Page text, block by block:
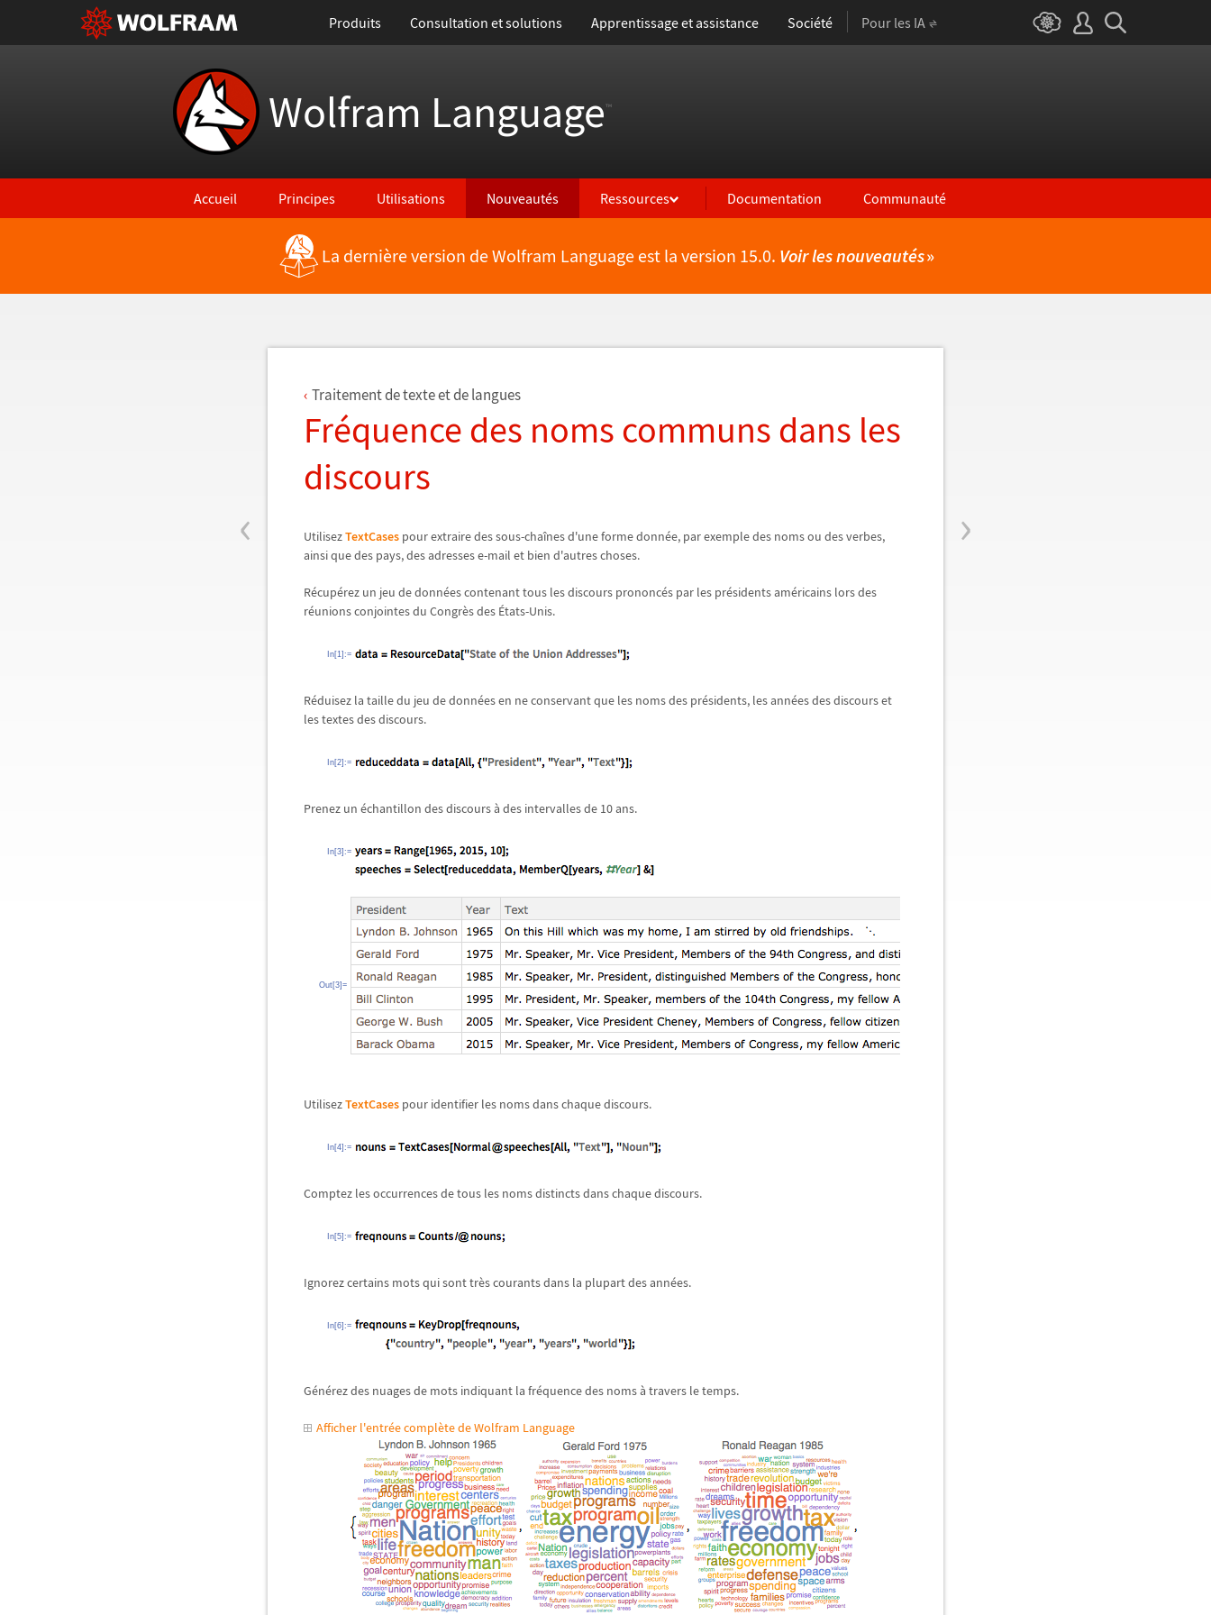
Produits Consultation et solutions Apprentissage et assistance Société Pour les IA
Wolfram Language™
Accueil Principes Utilisations Nouveautés Ressources Documentation Communauté
Retour vers les nouvelles fonctionnalitésLa dernière version de Wolfram Language est la version 15.0. Voir les nouveautés»
‹ ›
Traitement de texte et de langues
Fréquence des noms communs dans les
discours
UtilisezTextCases pour extraire des sous-chaînes d'une forme donnée, par exemple des noms ou des verbes,
ainsi que des pays, des adresses e-mail et bien d'autres choses.
Récupérez un jeu de données contenant tous les discours prononcés par les présidents américains lors des
réunions conjointes du Congrès des États-Unis.
In[1]:=
Réduisez la taille du jeu de données en ne conservant que les noms des présidents, les années des discours et
les textes des discours.
In[2]:=
Prenez un échantillon des discours à des intervalles de 10 ans.
In[3]:=
Out[3]=
UtilisezTextCases pour identifier les noms dans chaque discours.
In[4]:=
Comptez les occurrences de tous les noms distincts dans chaque discours.
In[5]:=
Ignorez certains mots qui sont très courants dans la plupart des années.
In[6]:=
Générez des nuages de mots indiquant la fréquence des noms à travers le temps.
Afficher l'entrée complète de Wolfram Language